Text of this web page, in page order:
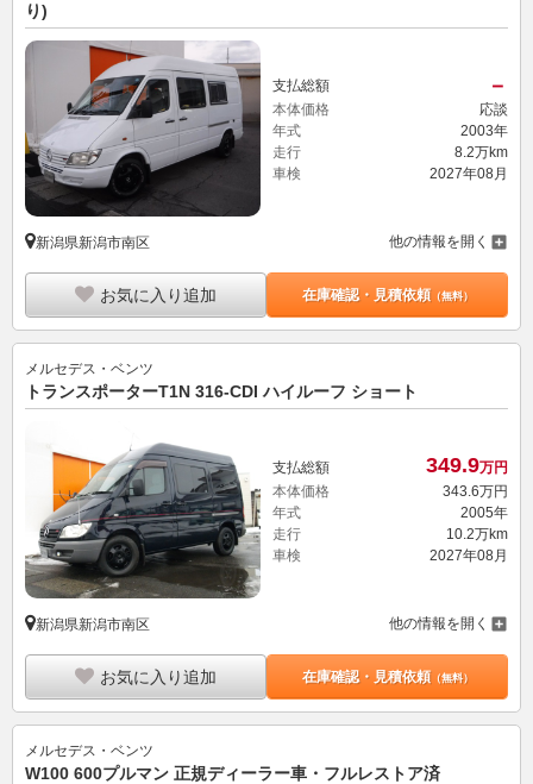
り)
支払総額 －
本体価格
応談
年式
2003年
走行
8.2万km
車検
2027年08月
新潟県新潟市南区 他の情報を開く
お気に入り追加 在庫確認・見積依頼（無料）
メルセデス・ベンツ
トランスポーターT1N 316-CDI ハイルーフ ショート
支払総額 349.9万円
本体価格
343.6万円
年式
2005年
走行
10.2万km
車検
2027年08月
新潟県新潟市南区 他の情報を開く
お気に入り追加 在庫確認・見積依頼（無料）
メルセデス・ベンツ
W100 600プルマン 正規ディーラー車・フルレストア済